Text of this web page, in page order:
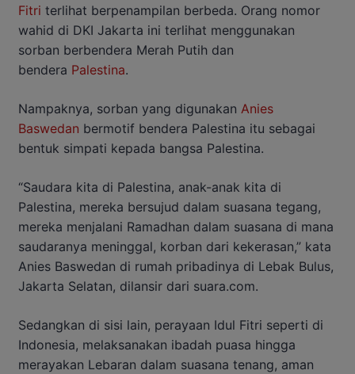
Fitri terlihat berpenampilan berbeda. Orang nomor
wahid di DKI Jakarta ini terlihat menggunakan
sorban berbendera Merah Putih dan
bendera Palestina.
Nampaknya, sorban yang digunakan Anies
Baswedan bermotif bendera Palestina itu sebagai
bentuk simpati kepada bangsa Palestina.
“Saudara kita di Palestina, anak-anak kita di
Palestina, mereka bersujud dalam suasana tegang,
mereka menjalani Ramadhan dalam suasana di mana
saudaranya meninggal, korban dari kekerasan,” kata
Anies Baswedan di rumah pribadinya di Lebak Bulus,
Jakarta Selatan, dilansir dari suara.com.
Sedangkan di sisi lain, perayaan Idul Fitri seperti di
Indonesia, melaksanakan ibadah puasa hingga
merayakan Lebaran dalam suasana tenang, aman